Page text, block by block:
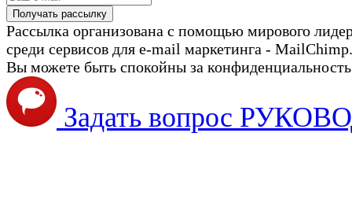
Рассылка организована с помощью мирового
среди сервисов для e-mail маркетинга - MailChimp.
Вы можете быть спокойны за
Задать вопрос